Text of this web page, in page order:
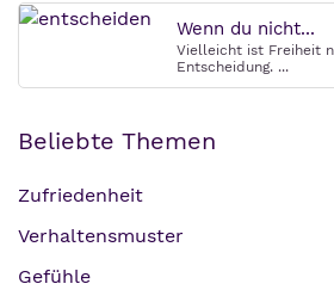
Wenn du nicht...
Vielleicht ist Freiheit
Entscheidung. ...
Beliebte Themen
Zufriedenheit
Verhaltensmuster
Gefühle